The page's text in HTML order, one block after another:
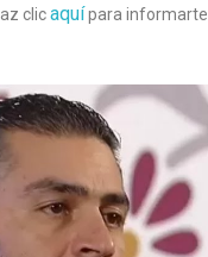
clicaquípara informarte